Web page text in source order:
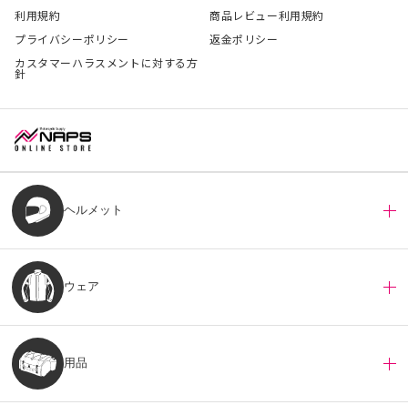
利用規約
商品レビュー利用規約
プライバシーポリシー
返金ポリシー
カスタマーハラスメントに対する方
針
ヘルメット
ウェア
用品